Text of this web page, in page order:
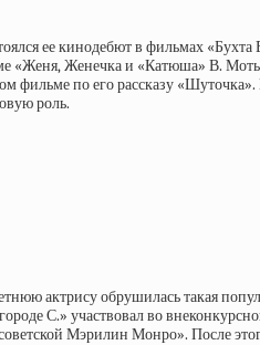
ее кинодебют в фильмах
«Женя, Женечка и «Катюша» В.
фильме по его рассказу
роль.
актрису обрушилась такая
С.» участвовал во
Мэрилин Монро». После